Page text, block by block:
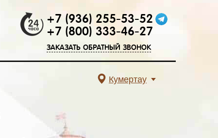
+7 (936) 255-53-52
+7 (800) 333-46-27
ЗАКАЗАТЬ ОБРАТНЫЙ ЗВОНОК
Кумертау